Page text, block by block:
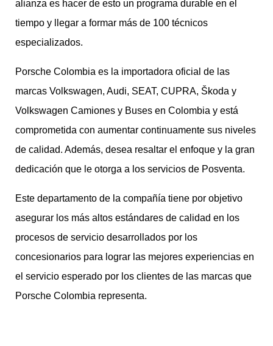
alianza es hacer de esto un programa durable en el
tiempo y llegar a formar más de 100 técnicos
especializados.
Porsche Colombia es la importadora oficial de las
marcas Volkswagen, Audi, SEAT, CUPRA, Škoda y
Volkswagen Camiones y Buses en Colombia y está
comprometida con aumentar continuamente sus niveles
de calidad. Además, desea resaltar el enfoque y la gran
dedicación que le otorga a los servicios de Posventa.
Este departamento de la compañía tiene por objetivo
asegurar los más altos estándares de calidad en los
procesos de servicio desarrollados por los
concesionarios para lograr las mejores experiencias en
el servicio esperado por los clientes de las marcas que
Porsche Colombia representa.